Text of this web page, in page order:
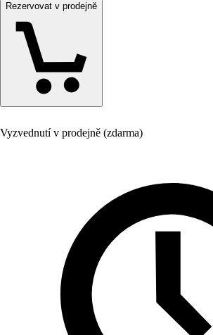
Rezervovat v prodejně
Vyzvednutí v prodejně (zdarma)